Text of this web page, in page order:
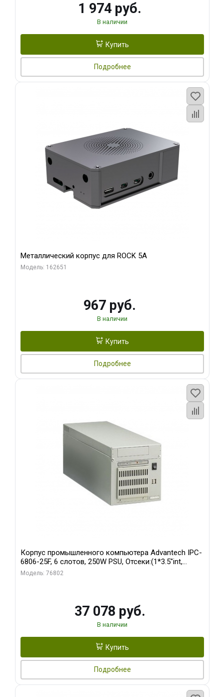
1 974 руб.
В наличии
Купить
Подробнее
Металлический корпус для ROCK 5A
Модель: 162651
967 руб.
В наличии
Купить
Подробнее
Корпус промышленного компьютера Advantech IPC-
6806-25F, 6 слотов, 250W PSU, Отсеки:(1*3.5"int,
1*3.5"ext)
Модель: 76802
37 078 руб.
В наличии
Купить
Подробнее